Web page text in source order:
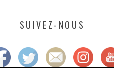
SUIVEZ-NOUS